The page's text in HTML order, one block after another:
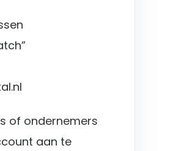
of ondernemers
aan te